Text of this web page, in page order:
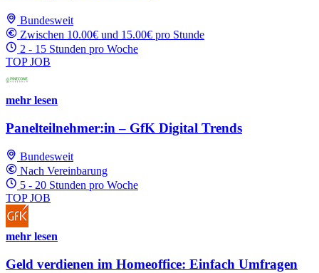
Bundesweit
Zwischen 10.00€ und 15.00€ pro Stunde
2 - 15 Stunden pro Woche
TOP JOB
mehr lesen
Panelteilnehmer:in – GfK Digital Trends
Bundesweit
Nach Vereinbarung
5 - 20 Stunden pro Woche
TOP JOB
mehr lesen
Geld verdienen im Homeoffice: Einfach Umfragen